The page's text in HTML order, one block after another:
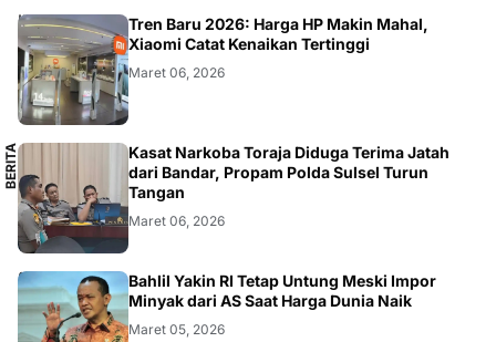
SMARTPHONE
Tren Baru 2026: Harga HP Makin Mahal,
Xiaomi Catat Kenaikan Tertinggi
Maret 06, 2026
B
E
R
I
T
A
L
O
K
AL
Kasat Narkoba Toraja Diduga Terima Jatah
dari Bandar, Propam Polda Sulsel Turun
Tangan
Maret 06, 2026
BISNIS
Bahlil Yakin RI Tetap Untung Meski Impor
Minyak dari AS Saat Harga Dunia Naik
Maret 05, 2026